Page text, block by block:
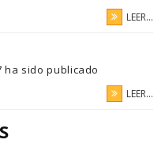
LEER...
ha sido publicado
LEER...